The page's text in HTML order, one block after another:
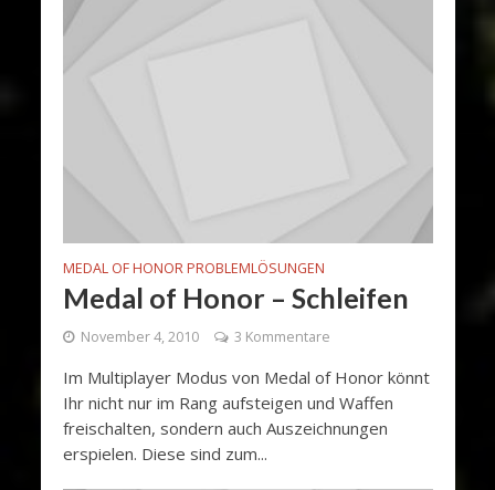
MEDAL OF HONOR PROBLEMLÖSUNGEN
Medal of Honor – Schleifen
November 4, 2010 3 Kommentare
Im Multiplayer Modus von Medal of Honor könnt
Ihr nicht nur im Rang aufsteigen und Waffen
freischalten, sondern auch Auszeichnungen
erspielen. Diese sind zum...